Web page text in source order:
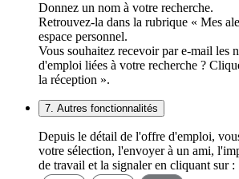
Donnez un nom à votre recherche.
Retrouvez-la dans la rubrique « Mes
espace personnel.
Vous souhaitez recevoir par e-mail les
d'emploi liées à votre recherche ?
la réception ».
7. Autres fonctionnalités
Depuis le détail de l'offre d'emploi,
votre sélection, l'envoyer à un ami,
de travail et la signaler en cliquant sur :